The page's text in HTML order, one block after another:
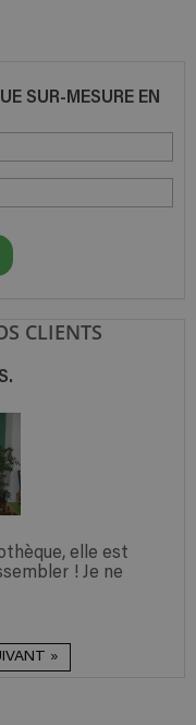
SUR-MESURE EN
CLIENTS
elle est
! Je ne
»